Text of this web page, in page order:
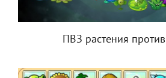
ПВЗ растения